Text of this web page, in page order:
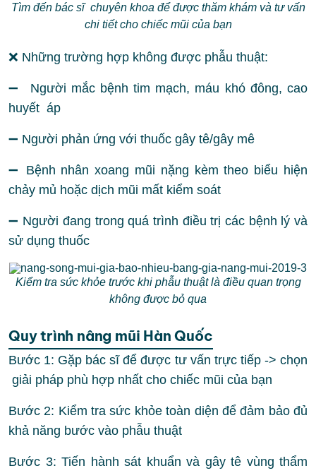
Tìm đến bác sĩ chuyên khoa để được thăm khám và tư vấn
chi tiết cho chiếc mũi của bạn
❌ Những trường hợp không được phẫu thuật:
➖ Người mắc bệnh tim mạch, máu khó đông, cao
huyết áp
➖ Người phản ứng với thuốc gây tê/gây mê
➖ Bệnh nhân xoang mũi nặng kèm theo biểu hiện
chảy mủ hoặc dịch mũi mất kiểm soát
➖ Người đang trong quá trình điều trị các bệnh lý và
sử dụng thuốc
Kiểm tra sức khỏe trước khi phẫu thuật là điều quan trọng
không được bỏ qua
Quy trình nâng mũi Hàn Quốc
Bước 1: Gặp bác sĩ để được tư vấn trực tiếp -> chọn
giải pháp phù hợp nhất cho chiếc mũi của bạn
Bước 2: Kiểm tra sức khỏe toàn diện để đảm bảo đủ
khả năng bước vào phẫu thuật
Bước 3: Tiến hành sát khuẩn và gây tê vùng thẩm